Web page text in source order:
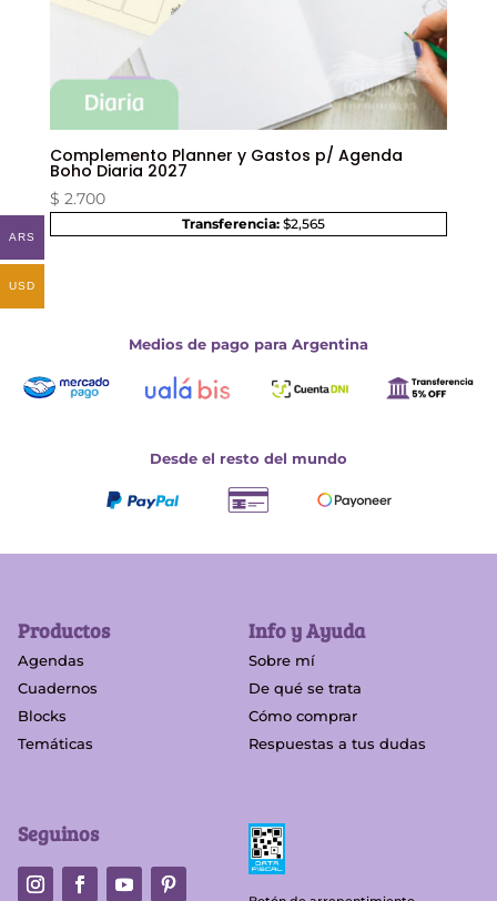
Complemento Planner y Gastos p/ Agenda
Boho Diaria 2027
$ 2.700
Transferencia:$2,565
Medios de pago para Argentina
Desde el resto del mundo
Productos
Agendas
Cuadernos
Blocks
Temáticas
Info y Ayuda
Sobre mí
De qué se trata
Cómo comprar
Respuestas a tus dudas
Seguinos
ARS
USD